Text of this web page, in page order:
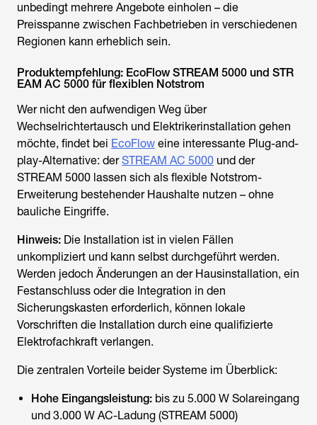
unbedingt mehrere Angebote einholen – die
Preisspanne zwischen Fachbetrieben in verschiedenen
Regionen kann erheblich sein.
Produktempfehlung: EcoFlow STREAM 5000 und STR
EAM AC 5000 für flexiblen Notstrom
Wer nicht den aufwendigen Weg über
Wechselrichtertausch und Elektrikerinstallation gehen
möchte, findet bei EcoFlow eine interessante Plug-and-
play-Alternative: derSTREAM AC 5000 und der
STREAM 5000 lassen sich als flexible Notstrom-
Erweiterung bestehender Haushalte nutzen – ohne
bauliche Eingriffe.
Hinweis: Die Installation ist in vielen Fällen
unkompliziert und kann selbst durchgeführt werden.
Werden jedoch Änderungen an der Hausinstallation, ein
Festanschluss oder die Integration in den
Sicherungskasten erforderlich, können lokale
Vorschriften die Installation durch eine qualifizierte
Elektrofachkraft verlangen.
Die zentralen Vorteile beider Systeme im Überblick:
Hohe Eingangsleistung: bis zu 5.000 W Solareingang
und 3.000 W AC-Ladung (STREAM 5000)